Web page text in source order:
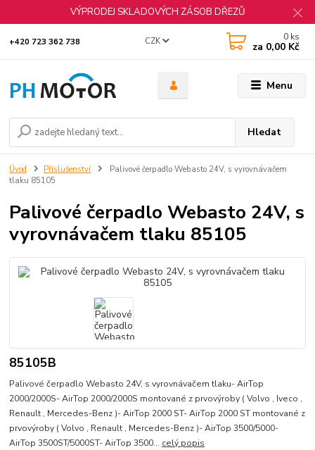
VÝPRODEJ SKLADOVÝCH ZÁSOB DŘEZŮ
Menu
CZK
Hledat
+420 723 362 738 0 ks
za 0,00 Kč
Úvod Příslušenství
Palivové čerpadlo Webasto 24V, s vyrovnávačem
tlaku 85105
Palivové čerpadlo Webasto 24V, s
vyrovnávačem tlaku 85105
85105B
Palivové čerpadlo Webasto 24V, s vyrovnávačem tlaku- AirTop
2000/2000S- AirTop 2000/2000S montované z prvovýroby ( Volvo , Iveco ,
Renault , Mercedes-Benz )- AirTop 2000 ST- AirTop 2000 ST montované z
prvovýroby ( Volvo , Renault , Mercedes-Benz )- AirTop 3500/5000-
AirTop 3500ST/5000ST- AirTop 3500... celý popis